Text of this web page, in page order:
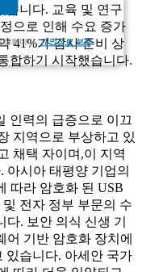
장됩니다.개인정보 보호
습니다. 교육 및 연구
으로 인해 수요 증가
41%가 감사 준비 상
합하기 시작했습니다.
인력의 급증으로 이끄
지역으로 부상하고 있
채택 자이며,이 지역
아시아 태평양 기업의
따라 암호화 된 USB
전자 정부 부문의 수
. 보안 의식 신생 기
어 기반 암호화 장치에
있습니다. 아세안 국가